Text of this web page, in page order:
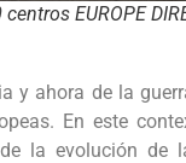
EUROPE
y ahora de la
En este
la evolución